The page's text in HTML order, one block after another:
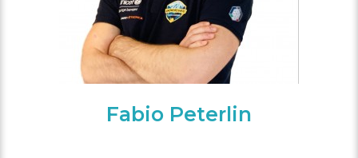
Fabio Peterlin